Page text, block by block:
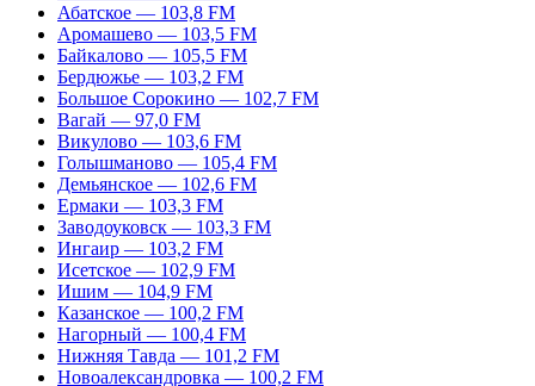
Абатское — 103,8 FM
Аромашево — 103,5 FM
Байкалово — 105,5 FM
Бердюжье — 103,2 FM
Большое Сорокино — 102,7 FM
Вагай — 97,0 FM
Викулово — 103,6 FM
Голышманово — 105,4 FM
Демьянское — 102,6 FM
Ермаки — 103,3 FM
Заводоуковск — 103,3 FM
Ингаир — 103,2 FM
Исетское — 102,9 FM
Ишим — 104,9 FM
Казанское — 100,2 FM
Нагорный — 100,4 FM
Нижняя Тавда — 101,2 FM
Новоалександровка — 100,2 FM